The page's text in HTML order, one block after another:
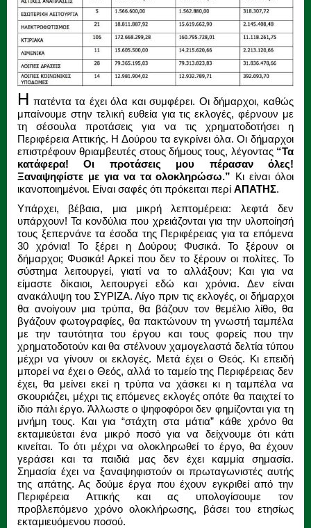
Η πατέντα τα έχει όλα και συμφέρει. Οι δήμαρχοι, καθώς
μπαίνουμε στην τελική ευθεία για τις εκλογές, φέρνουν με
τη σέσουλα προτάσεις για να τις χρηματοδοτήσει η
Περιφέρεια Αττικής. Η Δούρου τα εγκρίνει όλα. Οι δήμαρχοι
επιστρέφουν θριαμβευτές στους δήμους τους, λέγοντας “Τα
κατάφερα! Οι προτάσεις μου πέρασαν όλες!
Ξαναψηφίστε με για να τα ολοκληρώσω.” Κι είναι όλοι
ικανοποιημένοι. Είναι σαφές ότι πρόκειται περί ΑΠΑΤΗΣ.
Υπάρχει, βέβαια, μια μικρή λεπτομέρεια: λεφτά δεν
υπάρχουν! Τα κονδύλια που χρειάζονται για την υλοποίησή
τους ξεπερνάνε τα έσοδα της Περιφέρειας για τα επόμενα
30 χρόνια! Το ξέρει η Δούρου; Φυσικά. Το ξέρουν οι
δήμαρχοι; Φυσικά! Αρκεί που δεν το ξέρουν οι πολίτες. Το
σύστημα λειτουργεί, γιατί να το αλλάξουν; Και για να
είμαστε δίκαιοι, λειτουργεί εδώ και χρόνια. Δεν είναι
ανακάλυψη του ΣΥΡΙΖΑ. Λίγο πριν τις εκλογές, οι δήμαρχοι
θα ανοίγουν μια τρύπα, θα βάζουν τον θεμέλιο λίθο, θα
βγάζουν φωτογραφίες, θα πακτώνουν τη γνωστή ταμπέλα
με την ταυτότητα του έργου και τους φορείς που την
χρηματοδοτούν και θα στέλνουν χαμογελαστά δελτία τύπου
μέχρι να γίνουν οι εκλογές. Μετά έχει ο Θεός. Κι επειδή
μπορεί να έχει ο Θεός, αλλά το ταμείο της Περιφέρειας δεν
έχει, θα μείνει εκεί η τρύπα να χάσκει κι η ταμπέλα να
σκουριάζει, μέχρι τις επόμενες εκλογές οπότε θα παιχτεί το
ίδιο πάλι έργο. Άλλωστε ο ψηφοφόροι δεν φημίζονται για τη
μνήμη τους. Και για “στάχτη στα μάτια” κάθε χρόνο θα
εκταμιεύεται ένα μικρό ποσό για να δείχνουμε ότι κάτι
κινείται. Το ότι μέχρι να ολοκληρωθεί το έργο, θα έχουν
γεράσει και τα παιδιά μας δεν έχει καμμία σημασία.
Σημασία έχει να ξαναψηφιστούν οι πρωταγωνιστές αυτής
της απάτης. Ας δούμε έργα που έχουν εγκριθεί από την
Περιφέρεια Αττικής και ας υπολογίσουμε τον
προβλεπόμενο χρόνο ολοκλήρωσης, βάσει του ετησίως
εκταμιευόμενου ποσού.